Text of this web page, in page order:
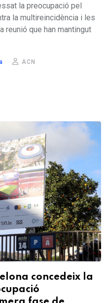
la preocupació pel
la multireincidència i les
reunió que han mantingut
ACN
concedeix la